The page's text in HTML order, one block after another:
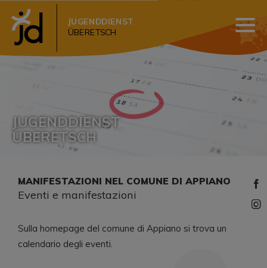
JUGENDDIENST
ÜBERETSCH
JUGENDDIENST
ÜBERETSCH
MANIFESTAZIONI NEL COMUNE DI APPIANO
Eventi e manifestazioni
Sulla homepage del comune di Appiano si trova un
calendario degli eventi.